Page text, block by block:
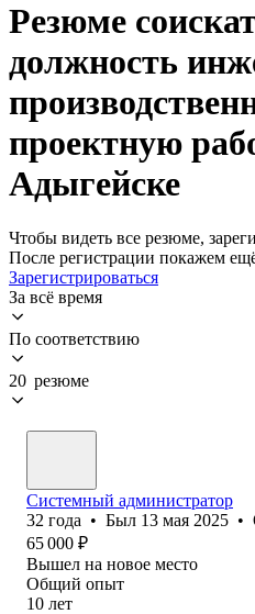
Резюме
должность
проектную
Адыгейске
Чтобы видеть все резюме,
После регистрации покажем
Зарегистрироваться
За всё время
По соответствию
20 резюме
Системный администратор
32 года • Был 13 мая 2025 •
65 000 ₽
Вышел на новое место
Общий опыт
10 лет